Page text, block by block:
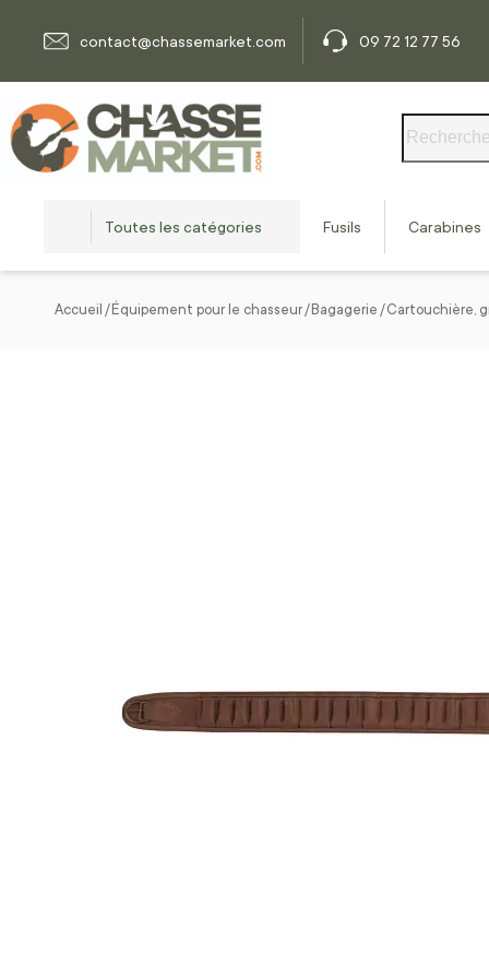
contact@chassemarket.com
09 72 12 77 56
Toutes les catégories Fusils Carabines
Accueil Équipement pour le chasseur Bagagerie Cartouchière,